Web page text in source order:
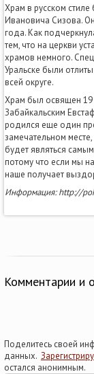
Храм в русском стиле
Ивановича Сизова.
года. Как
тем, что на церкви
храмов немного.
Уральске были
всей округе.
Храм был освящен 19
Забайкальским
родился еще один
замечательном
будет являться
потому что если мы
наше получает
Информация: http://
Комментарии и
Поделитесь своей
данных.
остался анонимным.